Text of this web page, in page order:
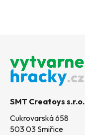
SMT Creatoys s.r.o.
Cukrovarská 658
503 03 Smiřice